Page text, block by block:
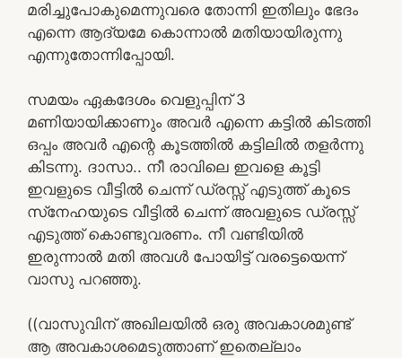
മരിച്ചുപോകുമെന്നുവരെ തോന്നി ഇതിലും ഭേദം
എന്നെ ആദ്യമേ കൊന്നാല്‍ മതിയായിരുന്നു
എന്നുതോന്നിപ്പോയി.
സമയം ഏകദേശം വെളുപ്പിന് 3
മണിയായിക്കാണും അവര്‍ എന്നെ കട്ടില്‍ കിടത്തി
ഒപ്പം അവര്‍ എന്റെ കൂടത്തില്‍ കട്ടിലില്‍ തളര്‍ന്നു
കിടന്നു. ദാസാ.. നീ രാവിലെ ഇവളെ കൂട്ടി
ഇവളുടെ വീട്ടില്‍ ചെന്ന് ഡ്രസ്സ് എടുത്ത് കൂടെ
സ്‌നേഹയുടെ വീട്ടില്‍ ചെന്ന് അവളുടെ ഡ്രസ്സ്
എടുത്ത് കൊണ്ടുവരണം. നീ വണ്ടിയില്‍
ഇരുന്നാല്‍ മതി അവള്‍ പോയിട്ട് വരട്ടെയെന്ന്
വാസു പറഞ്ഞു.
((വാസുവിന് അഖിലയില്‍ ഒരു അവകാശമുണ്ട്
ആ അവകാശമെടുത്താണ് ഇതെല്ലാം